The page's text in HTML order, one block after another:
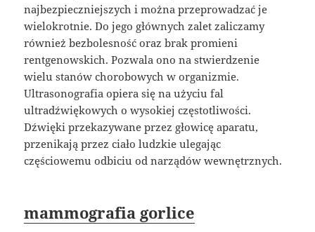
najbezpieczniejszych i można przeprowadzać je
wielokrotnie. Do jego głównych zalet zaliczamy
również bezbolesność oraz brak promieni
rentgenowskich. Pozwala ono na stwierdzenie
wielu stanów chorobowych w organizmie.
Ultrasonografia opiera się na użyciu fal
ultradźwiękowych o wysokiej częstotliwości.
Dźwięki przekazywane przez głowicę aparatu,
przenikają przez ciało ludzkie ulegając
częściowemu odbiciu od narządów wewnętrznych.
mammografia gorlice